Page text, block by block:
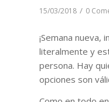
15/03/2018 / 0
¡Semana
literalmente y
persona. Hay
opciones son